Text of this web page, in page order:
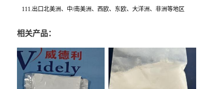
111.出口北美洲、中/南美洲、西欧、东欧、大洋洲、非洲等地区
相关产品：